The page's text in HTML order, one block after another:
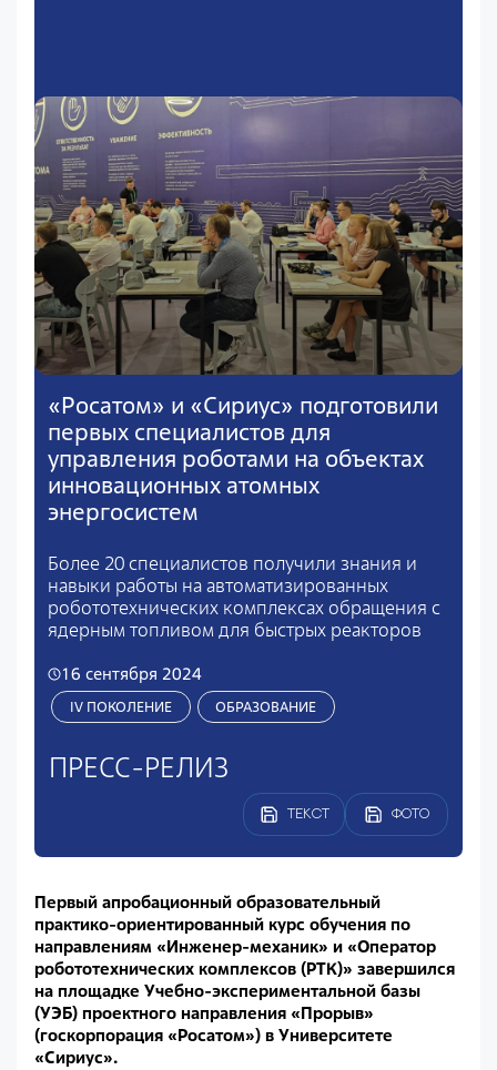
«Росатом» и «Сириус» подготовили
первых специалистов для
управления роботами на объектах
инновационных атомных
энергосистем
Более 20 специалистов получили знания и
навыки работы на автоматизированных
робототехнических комплексах обращения с
ядерным топливом для быстрых реакторов
16 сентября 2024
IV ПОКОЛЕНИЕ ОБРАЗОВАНИЕ
ПРЕСС-РЕЛИЗ
ТЕКСТ ФОТО
Первый апробационный образовательный
практико-ориентированный курс обучения по
направлениям «Инженер-механик» и «Оператор
робототехнических комплексов (РТК)» завершился
на площадке Учебно-экспериментальной базы
(УЭБ) проектного направления «Прорыв»
(госкорпорация «Росатом») в Университете
«Сириус».